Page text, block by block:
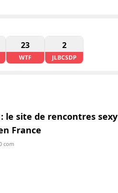
23
WTF
2
JLBCSDP
le site de rencontres sexy
France
com